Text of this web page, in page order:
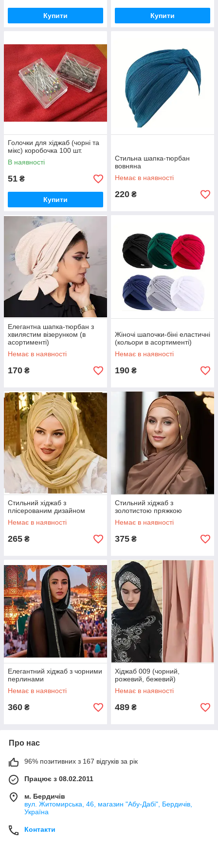
Купити Купити
Голочки для хіджаб (чорні та
мікс) коробочка 100 шт.
В наявності
51 ₴
Купити
Стильна шапка-тюрбан
вовняна
Немає в наявності
220 ₴
Елегантна шапка-тюрбан з
хвилястим візерунком (в
асортименті)
Немає в наявності
170 ₴
Жіночі шапочки-біні еластичні
(кольори в асортименті)
Немає в наявності
190 ₴
Стильний хіджаб з
плісерованим дизайном
Немає в наявності
265 ₴
Стильний хіджаб з
золотистою пряжкою
Немає в наявності
375 ₴
Елегантний хіджаб з чорними
перлинами
Немає в наявності
360 ₴
Хіджаб 009 (чорний,
рожевий, бежевий)
Немає в наявності
489 ₴
Про нас
96% позитивних з 167 відгуків за рік
Працює з 08.02.2011
м. Бердичів
вул. Житомирська, 46, магазин "Абу-Дабі", Бердичів,
Україна
Контакти